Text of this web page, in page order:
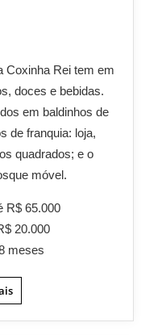
Coxinha Rei tem em
doces e bebidas.
em baldinhos de
de franquia: loja,
quadrados; e o
móvel.
R$ 65.000
20.000
meses